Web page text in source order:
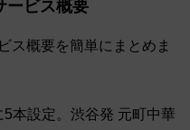
ービス概要
ス概要を簡単にまとめま
本設定。渋谷発 元町中華